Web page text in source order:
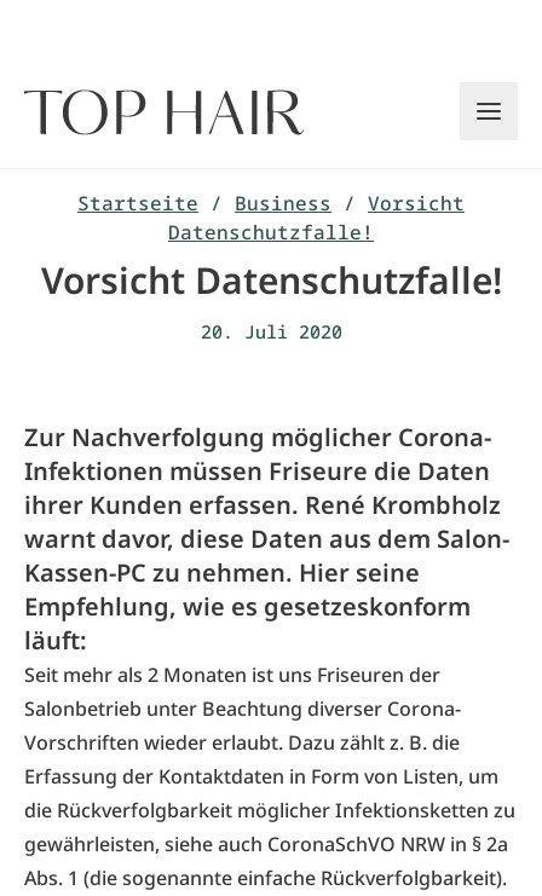
Startseite / Business / Vorsicht
Datenschutzfalle!
Vorsicht Datenschutzfalle!
20. Juli 2020
Zur Nachverfolgung möglicher Corona-
Infektionen müssen Friseure die Daten
ihrer Kunden erfassen. René Krombholz
warnt davor, diese Daten aus dem Salon-
Kassen-PC zu nehmen. Hier seine
Empfehlung, wie es gesetzeskonform
läuft:
Seit mehr als 2 Monaten ist uns Friseuren der
Salonbetrieb unter Beachtung diverser Corona-
Vorschriften wieder erlaubt. Dazu zählt z. B. die
Erfassung der Kontaktdaten in Form von Listen, um
die Rückverfolgbarkeit möglicher Infektionsketten zu
gewährleisten, siehe auch CoronaSchVO NRW in § 2a
Abs. 1 (die sogenannte einfache Rückverfolgbarkeit).